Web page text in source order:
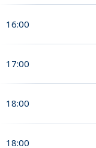
16:00
17:00
18:00
18:00